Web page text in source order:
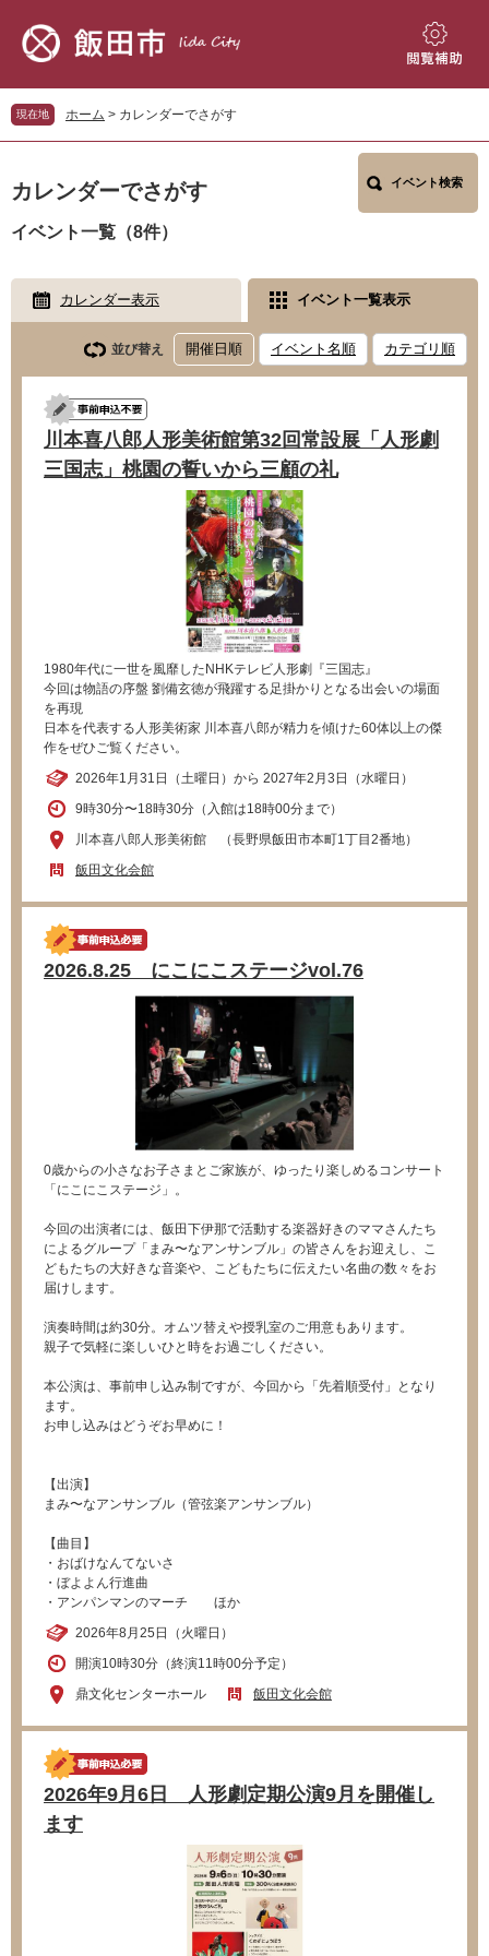
先
頭
を
飛
て
文
閲
現在地 ホーム > カレンダーでさがす
文
カレンダーでさがす イベント検索
イベント一覧（8件）
カレンダー表示 イベント一覧表示
並び替え 開催日順 イベント名順 カテゴリ順
川本喜八郎人形美術館第32回常設展「人形劇
三国志」桃園の誓いから三顧の礼
1980年代に一世を風靡したNHKテレビ人形劇『三国志』
今回は物語の序盤 劉備玄徳が飛躍する足掛かりとなる出会いの場面
を再現
日本を代表する人形美術家 川本喜八郎が精力を傾けた60体以上の傑
作をぜひご覧ください。
2026年1月31日（土曜日）から 2027年2月3日（水曜日）
9時30分〜18時30分（入館は18時00分まで）
川本喜八郎人形美術館 （長野県飯田市本町1丁目2番地）
飯田文化会館
2026.8.25 にこにこステージvol.76
0歳からの小さなお子さまとご家族が、ゆったり楽しめるコンサート
「にこにこステージ」。
今回の出演者には、飯田下伊那で活動する楽器好きのママさんたち
によるグループ「まみ〜なアンサンブル」の皆さんをお迎えし、こ
どもたちの大好きな音楽や、こどもたちに伝えたい名曲の数々をお
届けします。
演奏時間は約30分。オムツ替えや授乳室のご用意もあります。
親子で気軽に楽しいひと時をお過ごしください。
本公演は、事前申し込み制ですが、今回から「先着順受付」となり
ます。
お申し込みはどうぞお早めに！
【出演】
まみ〜なアンサンブル（管弦楽アンサンブル）
【曲目】
・おばけなんてないさ
・ぼよよん行進曲
・アンパンマンのマーチ ほか
2026年8月25日（火曜日）
開演10時30分（終演11時00分予定）
鼎文化センターホール
飯田文化会館
2026年9月6日 人形劇定期公演9月を開催し
ます